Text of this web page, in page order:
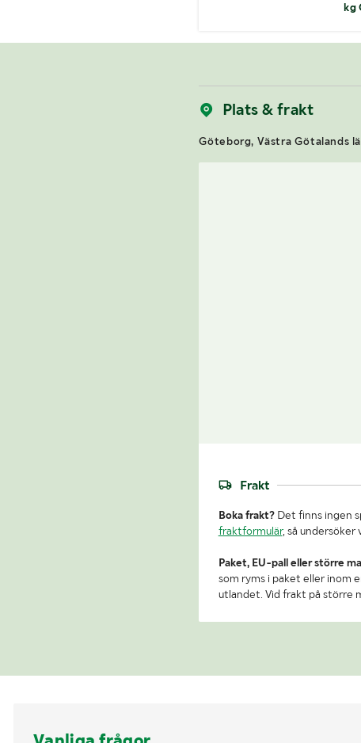
kg
Plats & frakt
Göteborg, Västra Götalands
Frakt
Boka frakt?Det finns ingen
fraktformulär, så undersöker
Paket, EU-pall eller större
som ryms i paket eller inom
utlandet. Vid frakt på större